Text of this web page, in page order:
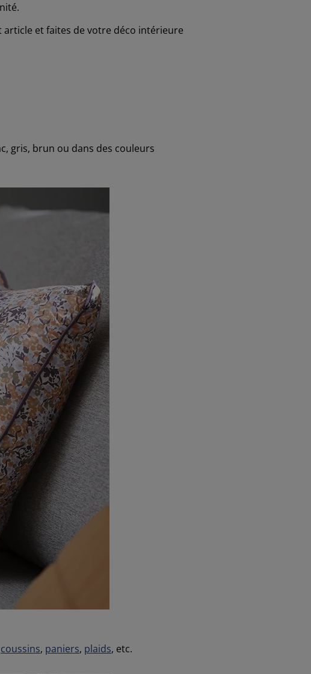
article et faites de votre déco intérieure
gris, brun ou dans des couleurs
coussins, paniers, plaids, etc.